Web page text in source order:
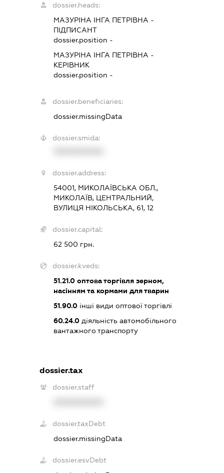
dossier.heads:
МАЗУРІНА ІНГА ПЕТРІВНА -
ПІДПИСАНТ
dossier.position -
МАЗУРІНА ІНГА ПЕТРІВНА -
КЕРІВНИК
dossier.position -
dossier.beneficiaries:
dossier.missingData
dossier.smida:
dossier.address:
54001, МИКОЛАЇВСЬКА ОБЛ.,
МИКОЛАЇВ, ЦЕНТРАЛЬНИЙ,
ВУЛИЦЯ НІКОЛЬСЬКА, 61, 12
dossier.capital:
62 500 грн.
dossier.kveds:
51.21.0оптова торгівля зерном,
насінням та кормами для тварин
51.90.0інші види оптової торгівлі
60.24.0діяльність автомобільного
вантажного транспорту
dossier.tax
dossier.staff
dossier.taxDebt
dossier.missingData
dossier.esvDebt